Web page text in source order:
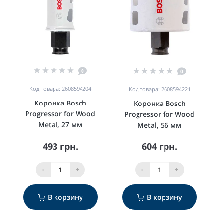
0
Код товара: 2608594204
Коронка Bosch
Progressor for Wood
Metal, 27 мм
493 грн.
- +
В корзину
0
Код товара: 2608594221
Коронка Bosch
Progressor for Wood
Metal, 56 мм
604 грн.
- +
В корзину